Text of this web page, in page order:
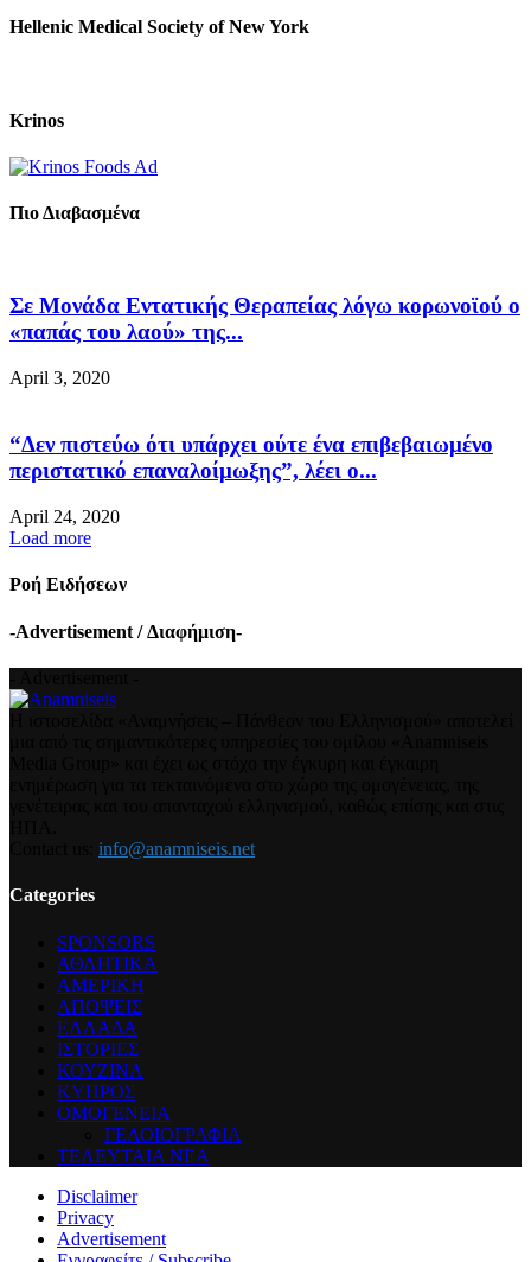
Hellenic Medical Society of New York
Krinos
Πιο Διαβασμένα
Σε Μονάδα Εντατικής Θεραπείας λόγω κορωνοϊού ο
«παπάς του λαού» της...
April 3, 2020
“Δεν πιστεύω ότι υπάρχει ούτε ένα επιβεβαιωμένο
περιστατικό επαναλοίμωξης”, λέει ο...
April 24, 2020
Load more
Ροή Ειδήσεων
-Advertisement / Διαφήμιση-
info@anamniseis.net
Categories
SPONSORS
ΑΘΛΗΤΙΚΑ
ΑΜΕΡΙΚΗ
ΑΠΟΨΕΙΣ
ΕΛΛΑΔΑ
ΙΣΤΟΡΙΕΣ
ΚΟΥΖΙΝΑ
ΚΥΠΡΟΣ
ΟΜΟΓΕΝΕΙΑ
ΓΕΛΟΙΟΓΡΑΦΙΑ
ΤΕΛΕΥΤΑΙΑ ΝΕΑ
Disclaimer
Privacy
Advertisement